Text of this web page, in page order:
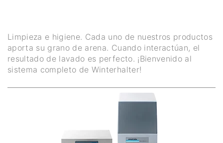
Limpieza e higiene. Cada uno de nuestros productos
aporta su grano de arena. Cuando interactúan, el
resultado de lavado es perfecto. ¡Bienvenido al
sistema completo de Winterhalter!